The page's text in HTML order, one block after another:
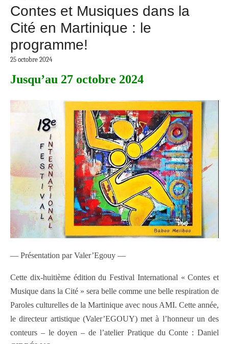
Contes et Musiques dans la
Cité en Martinique : le
programme!
25 octobre 2024
Jusqu’au 27 octobre 2024
— Présentation par Valer’Egouy —
Cette dix-huitième édition du Festival International « Contes et
Musique dans la Cité » sera belle comme une belle respiration de
Paroles culturelles de la Martinique avec nous AMI. Cette année,
le directeur artistique (Valer’EGOUY) met à l’honneur un des
conteurs – le doyen – de l’atelier Pratique du Conte : Daniel